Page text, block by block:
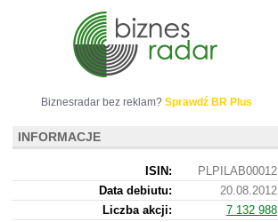
Biznesradar bez reklam? Sprawdź BR Plus
INFORMACJE
ISIN:
PLPILAB00012
Data debiutu:
20.08.2012
Liczba akcji:
7 132 988